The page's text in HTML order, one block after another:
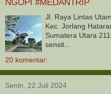
NGOPI #MEDANTRIP
Jl. Raya Lintas
Kec. Jorlang
Sumatera Utara
sensit...
20 komentar:
Senin, 22 Juli 2024